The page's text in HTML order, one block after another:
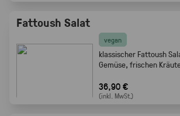
Fattoush Salat
vegan
klassischer Fattoush
Gemüse, frischen
Mezze oder Buffet
36,90 €
(inkl. MwSt.)